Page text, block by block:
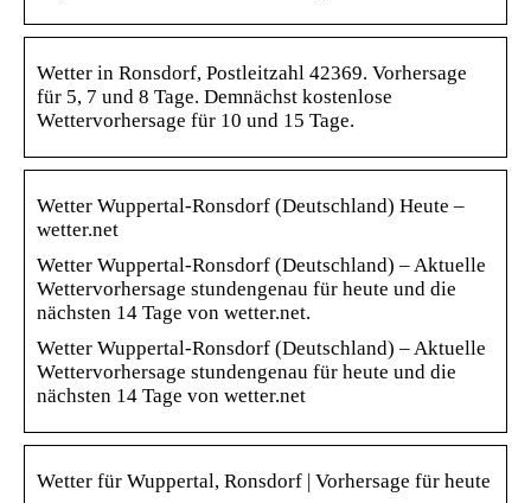
Wetter in Ronsdorf, Postleitzahl 42369. Vorhersage
für 5, 7 und 8 Tage. Demnächst kostenlose
Wettervorhersage für 10 und 15 Tage.
Wetter Wuppertal-Ronsdorf (Deutschland) Heute –
wetter.net
Wetter Wuppertal-Ronsdorf (Deutschland) – Aktuelle
Wettervorhersage stundengenau für heute und die
nächsten 14 Tage von wetter.net.
Wetter Wuppertal-Ronsdorf (Deutschland) – Aktuelle
Wettervorhersage stundengenau für heute und die
nächsten 14 Tage von wetter.net
Wetter für Wuppertal, Ronsdorf | Vorhersage für heute